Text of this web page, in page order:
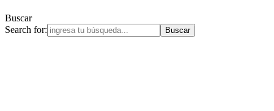
Buscar
Search for: